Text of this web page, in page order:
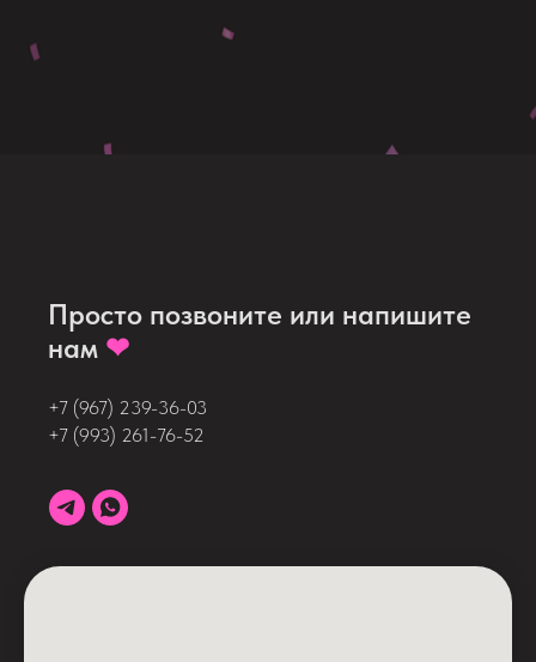
Просто позвоните или напишите
нам ❤
+7 (967) 239-36-03
+7 (993) 261-76-52